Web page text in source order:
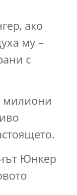
ако
му –
с
милиони
Юнкер